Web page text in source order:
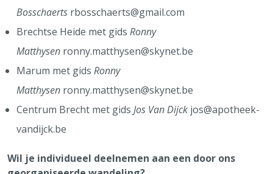
Bosschaerts rbosschaerts@gmail.com
Brechtse Heide met gids Ronny
Matthysen ronny.matthysen@skynet.be
Marum met gids Ronny
Matthysen ronny.matthysen@skynet.be
Centrum Brecht met gids Jos Van Dijck jos@apotheek-
vandijck.be
Wil je individueel deelnemen aan een door ons